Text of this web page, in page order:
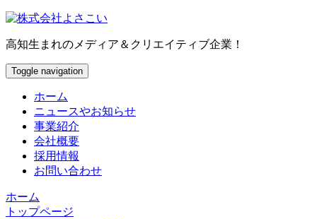
高知生まれのメディア＆クリエイティブ企業！
Toggle navigation
ホーム
ニュースやお知らせ
事業紹介
会社概要
採用情報
お問い合わせ
ホーム
トップページ